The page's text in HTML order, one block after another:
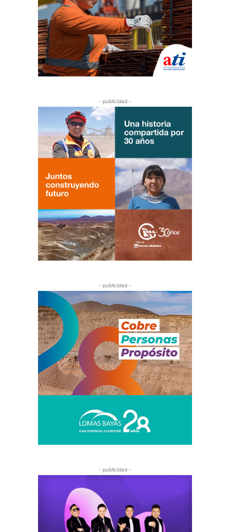
- publicidad -
- publicidad -
- publicidad -